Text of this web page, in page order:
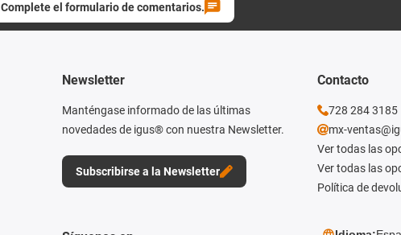
Complete el formulario de comentarios.
Newsletter
Manténgase informado de las últimas
novedades de igus® con nuestra Newsletter.
Subscribirse a la Newsletter
Contacto
728 284 3185
mx-
Ver todas las
Ver todas las
Política de